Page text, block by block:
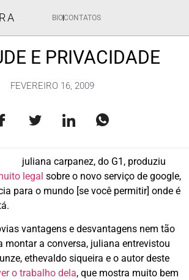
BIOCONTATOS
E PRIVACIDADE
FEVEREIRO 16, 2009
juliana carpanez, do G1, produziu
legal sobre o novo serviço de google,
para o mundo [se você permitir] onde é
vantagens e desvantagens nem tão
montar a conversa, juliana entrevistou
ethevaldo siqueira e o autor deste
o trabalho dela, que mostra muito bem